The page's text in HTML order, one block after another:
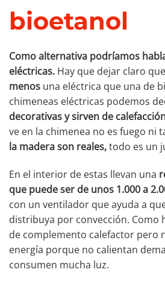
bioetanol
Como alternativa podríamos
eléctricas. Hay que dejar claro que
menos una eléctrica que una de
chimeneas eléctricas podemos
decorativas y sirven de
ve en la chimenea no es fuego ni
la madera son reales,todo es un
En el interior de estas llevan una
que puede ser de unos 1.000 a
con un ventilador que ayuda a
distribuya por convección. Como
de complemento calefactor pero
energía porque no calientan
consumen mucha luz.